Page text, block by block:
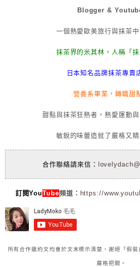
Blogger &
一個熱愛歐美旅行與抹茶
抹茶界的米其林，人稱「抹
日本知名品牌抹茶專賣
營養系畢業，轉職甜
甜點與抹茶狂熱者，熱愛運動
敏銳的味蕾造就了嚴格又
合作聯絡請來信：
訂閱YouTube頻道： https://
所有合作邀約文均會於文末標示清楚，謝絕「假
嚴格把關。